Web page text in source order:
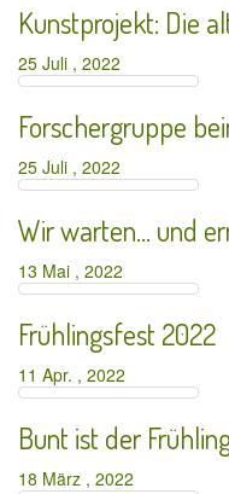
Kunstprojekt: Die
25 Juli , 2022
Forschergruppe
25 Juli , 2022
Wir warten… und
13 Mai , 2022
Frühlingsfest 2022
11 Apr. , 2022
Bunt ist der
18 März , 2022